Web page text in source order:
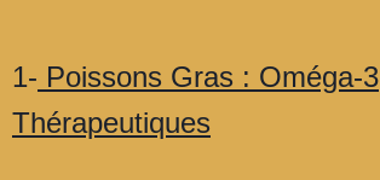
1- Poissons Gras : Oméga-3
Thérapeutiques